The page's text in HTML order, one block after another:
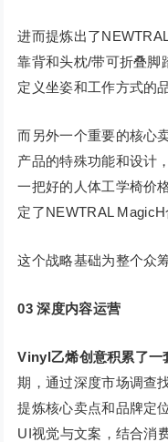
进而提炼出了
靠背和头枕/带可折叠脚
定义坐姿和工作方式的
而另外一个重要的核心
产品的特殊功能和设计
一把好的人体工学椅价
定了NEWTRAL MagicH
这个战略基础为整个众
03 深度内容运营
Vinyl乙烯创意积累了一
期，通过深度市场调查
提炼核心卖点和品牌定
UI视觉与文案，结合消